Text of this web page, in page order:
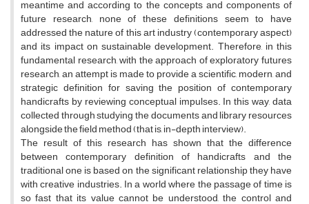
meantime and according to the concepts and components of
future research, none of these definitions seem to have
addressed the nature of this art industry (contemporary aspect)
and its impact on sustainable development. Therefore, in this
fundamental research, with the approach of exploratory futures
research, an attempt is made to provide a scientific, modern, and
strategic definition for saving the position of contemporary
handicrafts by reviewing conceptual impulses. In this way, data
collected through studying the documents and library resources
alongside the field method (that is, in-depth interview).
The result of this research has shown that the difference
between contemporary definition of handicrafts and the
traditional one is based on the significant relationship they have
with creative industries. In a world where the passage of time is
so fast that its value cannot be understood, the control and